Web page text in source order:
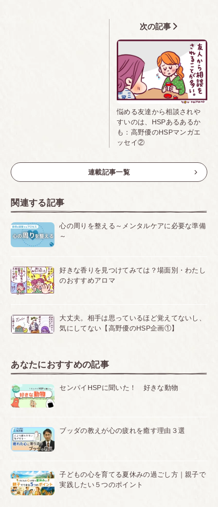
悩める友達から相談されや
すいのは、HSPあるあるか
も：高野優のHSPマンガエ
ッセイ②
次の記事
連載記事一覧
関連する記事
心の周りを整える～メンタルケアに必要な準備
～
好きな香りを見つけてみては？場面別・わたし
のおすすめアロマ
大丈夫。相手は思っているほど覚えてないし、
気にしてない【高野優のHSP企画①】
あなたにおすすめの記事
センパイHSPに聞いた！ 好きな動物
ブッダの教えが心の疲れを癒す理由３選
子どもの心を育てる夏休みの過ごし方｜親子で
実践したい５つのポイント